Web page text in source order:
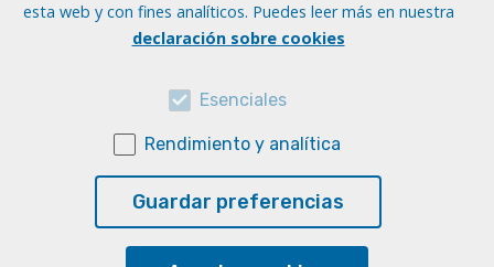
esta web y con fines analíticos. Puedes leer más en nuestra
declaración sobre cookies
Esenciales
Rendimiento y analítica
Guardar preferencias